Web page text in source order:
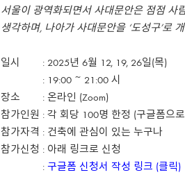
서울이 광역화되면서 사대문안은 점점 사
생각하며, 나아가 사대문안을 ‘도성구’로
일시 : 2025년 6월 12, 19, 26일(목)
: 19:00 ~ 21:00 시
장소 : 온라인 (Zoom)
참가인원 : 각 회당 100명 한정 (구글폼으
참가자격 : 건축에 관심이 있는 누구나
참가신청 : 아래 링크로 신청
:구글폼 신청서 작성 링크 (클릭)